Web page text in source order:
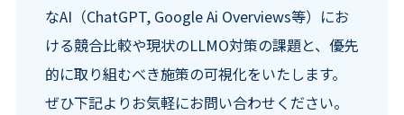
なAI（ChatGPT, Google Ai Overviews等）にお
ける競合比較や現状のLLMO対策の課題と、優先
的に取り組むべき施策の可視化をいたします。
ぜひ下記よりお気軽にお問い合わせください。